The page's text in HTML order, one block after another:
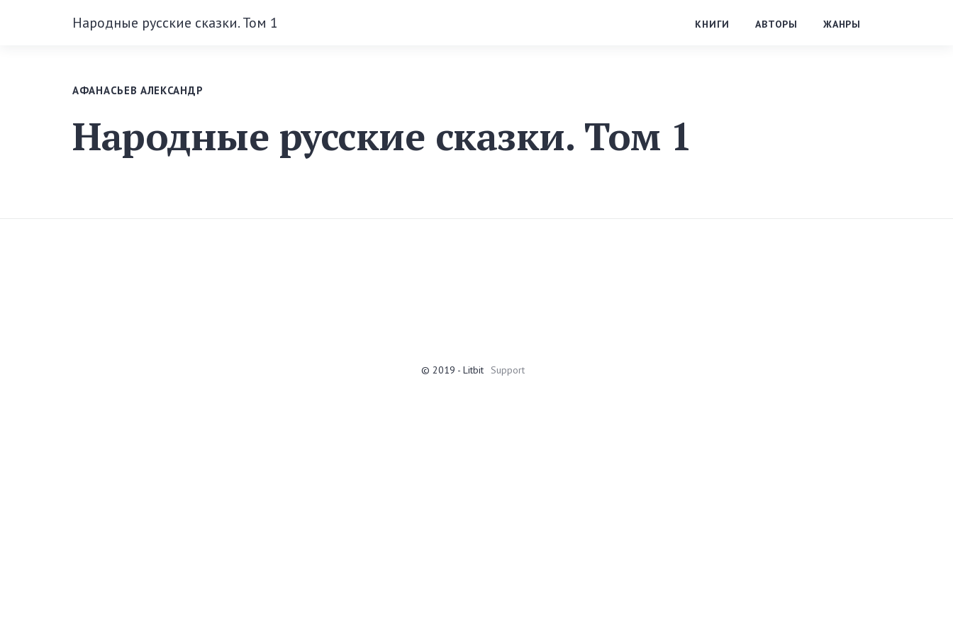
Народные русские сказки. Том 1 КНИГИ АВТОРЫ ЖАНРЫ
АФАНАСЬЕВ АЛЕКСАНДР
Народные русские сказки. Том 1
© 2019 - Litbit Support